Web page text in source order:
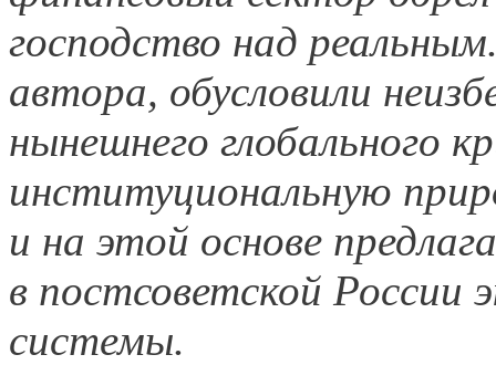
господство над
автора, обусловили
нынешнего глобального
институциональную
и на этой основе
в постсоветской России
системы.